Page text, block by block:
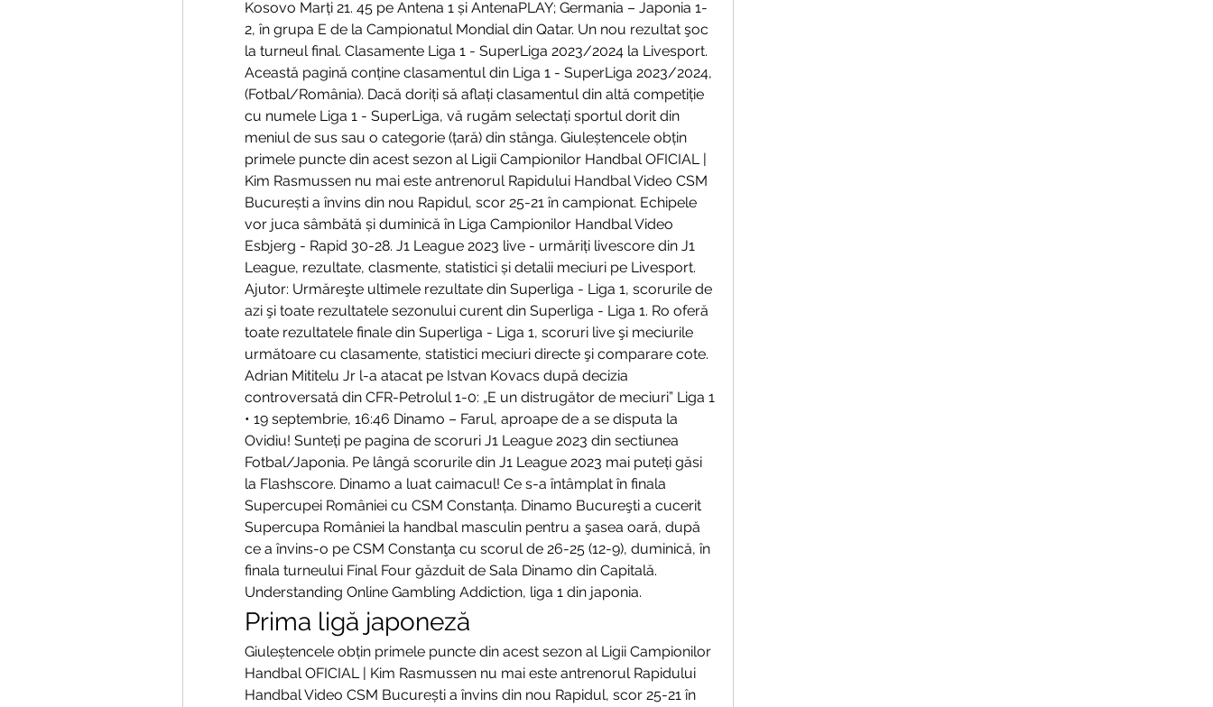
Kosovo Marți 21. 45 pe Antena 1 și AntenaPLAY; Germania – Japonia 1-
2, în grupa E de la Campionatul Mondial din Qatar. Un nou rezultat şoc
la turneul final. Clasamente Liga 1 - SuperLiga 2023/2024 la Livesport.
Această pagină conține clasamentul din Liga 1 - SuperLiga 2023/2024,
(Fotbal/România). Dacă doriți să aflați clasamentul din altă competiție
cu numele Liga 1 - SuperLiga, vă rugăm selectați sportul dorit din
meniul de sus sau o categorie (țară) din stânga. Giuleștencele obțin
primele puncte din acest sezon al Ligii Campionilor Handbal OFICIAL |
Kim Rasmussen nu mai este antrenorul Rapidului Handbal Video CSM
București a învins din nou Rapidul, scor 25-21 în campionat. Echipele
vor juca sâmbătă și duminică în Liga Campionilor Handbal Video
Esbjerg - Rapid 30-28. J1 League 2023 live - urmăriți livescore din J1
League, rezultate, clasmente, statistici și detalii meciuri pe Livesport.
Ajutor: Urmăreşte ultimele rezultate din Superliga - Liga 1, scorurile de
azi şi toate rezultatele sezonului curent din Superliga - Liga 1. Ro oferă
toate rezultatele finale din Superliga - Liga 1, scoruri live şi meciurile
următoare cu clasamente, statistici meciuri directe şi comparare cote.
Adrian Mititelu Jr l-a atacat pe Istvan Kovacs după decizia
controversată din CFR-Petrolul 1-0: „E un distrugător de meciuri” Liga 1
• 19 septembrie, 16:46 Dinamo – Farul, aproape de a se disputa la
Ovidiu! Sunteți pe pagina de scoruri J1 League 2023 din sectiunea
Fotbal/Japonia. Pe lângă scorurile din J1 League 2023 mai puteți găsi
la Flashscore. Dinamo a luat caimacul! Ce s-a întâmplat în finala
Supercupei României cu CSM Constanța. Dinamo Bucureşti a cucerit
Supercupa României la handbal masculin pentru a şasea oară, după
ce a învins-o pe CSM Constanţa cu scorul de 26-25 (12-9), duminică, în
finala turneului Final Four găzduit de Sala Dinamo din Capitală.
Understanding Online Gambling Addiction, liga 1 din japonia.
Prima ligă japoneză
Giuleștencele obțin primele puncte din acest sezon al Ligii Campionilor
Handbal OFICIAL | Kim Rasmussen nu mai este antrenorul Rapidului
Handbal Video CSM București a învins din nou Rapidul, scor 25-21 în